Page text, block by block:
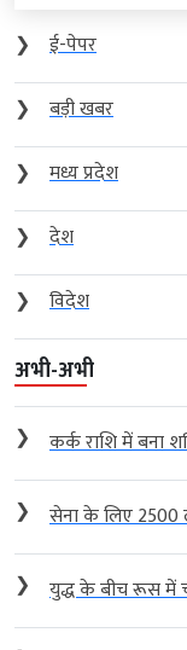
❯
ई-पेपर
❯
बड़ी खबर
❯
मध्य प्रदेश
❯
देश
❯
विदेश
अभी-अभी
❯ कर्क राशि में बना
❯ सेना के लिए 2500
❯ युद्ध के बीच रूस में